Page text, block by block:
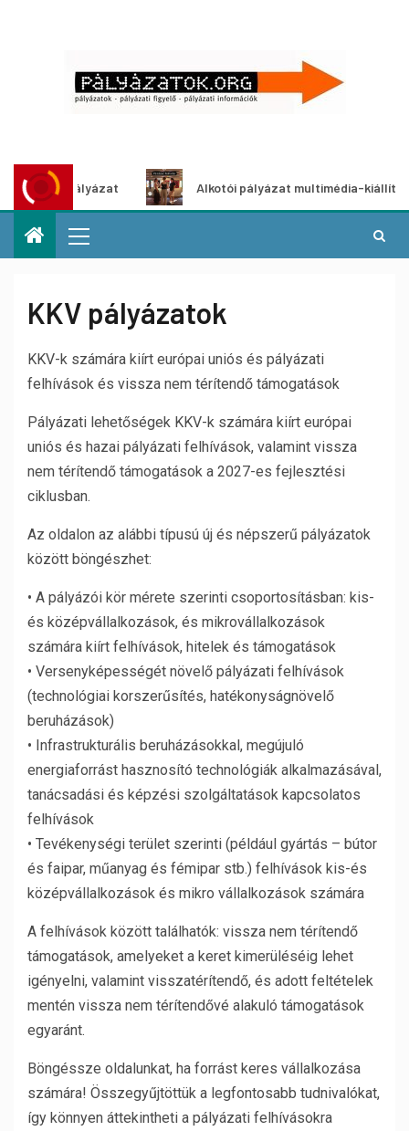
Alkotói pályázat multimédia-kiállításhoz
KKV pályázatok
KKV-k számára kiírt európai uniós és pályázati
felhívások és vissza nem térítendő támogatások
Pályázati lehetőségek KKV-k számára kiírt európai
uniós és hazai pályázati felhívások, valamint vissza
nem térítendő támogatások a 2027-es fejlesztési
ciklusban.
Az oldalon az alábbi típusú új és népszerű pályázatok
között böngészhet:
• A pályázói kör mérete szerinti csoportosításban: kis-
és középvállalkozások, és mikrovállalkozások
számára kiírt felhívások, hitelek és támogatások
• Versenyképességét növelő pályázati felhívások
(technológiai korszerűsítés, hatékonyságnövelő
beruházások)
• Infrastrukturális beruházásokkal, megújuló
energiaforrást hasznosító technológiák alkalmazásával,
tanácsadási és képzési szolgáltatások kapcsolatos
felhívások
• Tevékenységi terület szerinti (például gyártás – bútor
és faipar, műanyag és fémipar stb.) felhívások kis-és
középvállalkozások és mikro vállalkozások számára
A felhívások között találhatók: vissza nem térítendő
támogatások, amelyeket a keret kimerüléséig lehet
igényelni, valamint visszatérítendő, és adott feltételek
mentén vissza nem térítendővé alakuló támogatások
egyaránt.
Böngéssze oldalunkat, ha forrást keres vállalkozása
számára! Összegyűjtöttük a legfontosabb tudnivalókat,
így könnyen áttekintheti a pályázati felhívásokra